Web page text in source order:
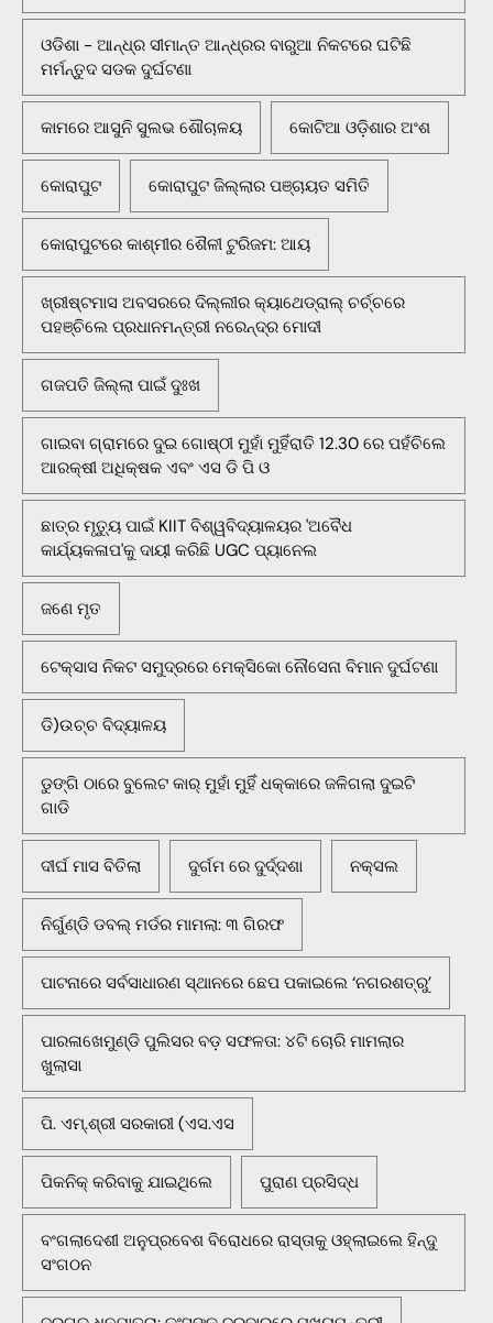
ଓଡିଶା - ଆନ୍ଧ୍ର ସୀମାନ୍ତ ଆନ୍ଧ୍ରର ବାରୁଆ ନିକଟରେ ଘଟିଛି
ମର୍ମନ୍ତୁଦ ସଡକ ଦୁର୍ଘଟଣା
କାମରେ ଆସୁନି ସୁଲଭ ଶୌଚାଳୟ କୋଟିଆ ଓଡ଼ିଶାର ଅଂଶ
କୋରାପୁଟ କୋରାପୁଟ ଜିଲ୍ଲାର ପଞ୍ଚାୟତ ସମିତି
କୋରାପୁଟରେ କାଶ୍ମୀର ଶୈଳୀ ଟୁରିଜମ: ଆୟ
ଖ୍ରୀଷ୍ଟମାସ ଅବସରରେ ଦିଲ୍ଲୀର କ୍ୟାଥେଡ୍ରାଲ୍ ଚର୍ଚ୍ଚରେ
ପହଞ୍ଚିଲେ ପ୍ରଧାନମନ୍ତ୍ରୀ ନରେନ୍ଦ୍ର ମୋଦୀ
ଗଜପତି ଜିଲ୍ଲା ପାଇଁ ଦୁଃଖ
ଗାଇବା ଗ୍ରାମରେ ଦୁଇ ଗୋଷ୍ଠୀ ମୁହାଁ ମୁହିଁରାତି 12.30 ରେ ପହଁଚିଲେ
ଆରକ୍ଷୀ ଅଧିକ୍ଷକ ଏବଂ ଏସ ଡି ପି ଓ
ଛାତ୍ର ମୃତ୍ୟୁ ପାଇଁ KIIT ବିଶ୍ୱବିଦ୍ୟାଳୟର 'ଅବୈଧ
କାର୍ଯ୍ୟକଳାପ'କୁ ଦାୟୀ କରିଛି UGC ପ୍ୟାନେଲ
ଜଣେ ମୃତ
ଟେକ୍ସାସ ନିକଟ ସମୁଦ୍ରରେ ମେକ୍ସିକୋ ନୌସେନା ବିମାନ ଦୁର୍ଘଟଣା
ଡି)ଉଚ୍ଚ ବିଦ୍ୟାଳୟ
ଡୁଙ୍ଗି ଠାରେ ବୁଲେଟ କାର୍ ମୁହାଁ ମୁହିଁ ଧକ୍କାରେ ଜଳିଗଲା ଦୁଇଟି
ଗାଡି
ଦୀର୍ଘ ମାସ ବିତିଲା ଦୁର୍ଗମ ରେ ଦୁର୍ଦ୍ଦଶା ନକ୍ସଲ
ନିର୍ଗୁଣ୍ଡି ଡବଲ୍ ମର୍ଡର ମାମଲା: ୩ ଗିରଫ
ପାଟନାରେ ସର୍ବସାଧାରଣ ସ୍ଥାନରେ ଛେପ ପକାଇଲେ ‘ନଗରଶତ୍ରୁ’
ପାରଳାଖେମୁଣ୍ଡି ପୁଲିସର ବଡ଼ ସଫଳତା: ୪ଟି ଚୋରି ମାମଲାର
ଖୁଲାସା
ପି. ଏମ୍.ଶ୍ରୀ ସରକାରୀ (ଏସ.ଏସ
ପିକନିକ୍‌ କରିବାକୁ ଯାଇଥିଲେ ପୁରାଣ ପ୍ରସିଦ୍ଧ
ବଂଗଲାଦେଶୀ ଅନୁପ୍ରବେଶ ବିରୋଧରେ ରାସ୍ତାକୁ ଓହ୍ଲାଇଲେ ହିନ୍ଦୁ
ସଂଗଠନ